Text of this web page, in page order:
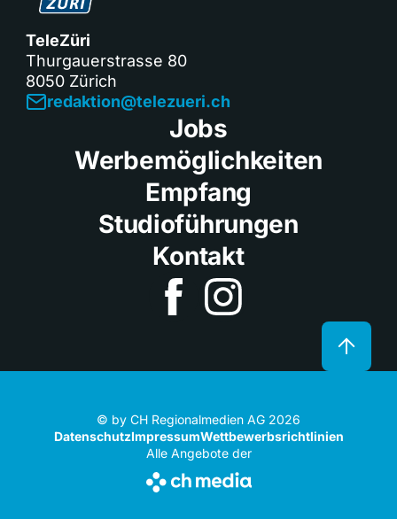
TeleZüri
Thurgauerstrasse 80
8050 Zürich
redaktion@telezueri.ch
Jobs
Werbemöglichkeiten
Empfang
Studioführungen
Kontakt
© by CH Regionalmedien AG 2026
DatenschutzImpressumWettbewerbsrichtlinien
Alle Angebote der